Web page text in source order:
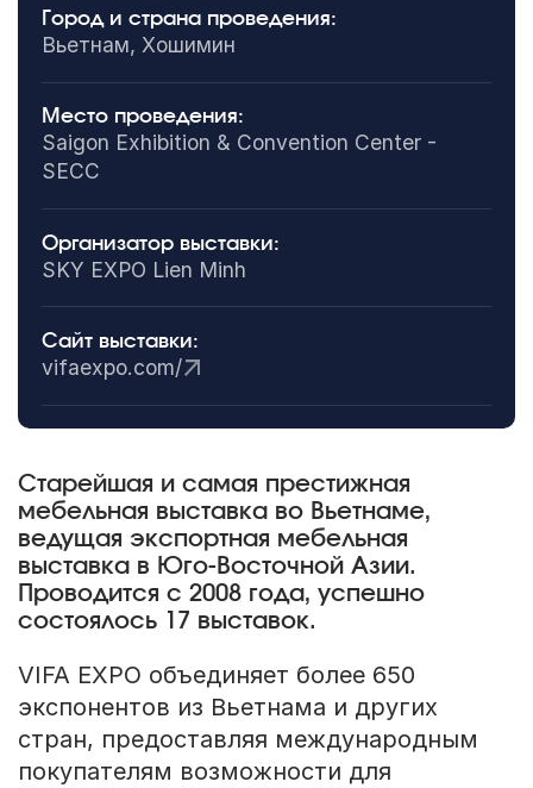
Город и страна проведения:
Вьетнам, Хошимин
Место проведения:
Saigon Exhibition & Convention Center -
SECC
Организатор выставки:
SKY EXPO Lien Minh
Сайт выставки:
vifaexpo.com/
Старейшая и самая престижная
мебельная выставка во Вьетнаме,
ведущая экспортная мебельная
выставка в Юго-Восточной Азии.
Проводится с 2008 года, успешно
состоялось 17 выставок.
VIFA EXPO объединяет более 650
экспонентов из Вьетнама и других
стран, предоставляя международным
покупателям возможности для